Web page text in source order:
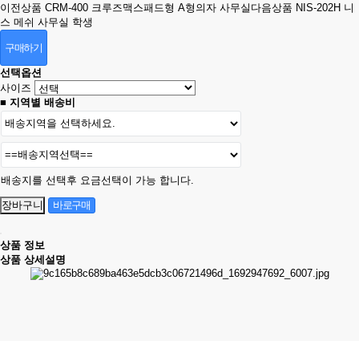
이전상품 CRM-400 크루즈맥스패드형 A형의자 사무실 다음상품 NIS-202H 니
스 메쉬 사무실 학생
구매하기
선택옵션
사이즈
■ 지역별 배송비
배송지를 선택후 요금선택이 가능 합니다.
상품 정보
상품 상세설명